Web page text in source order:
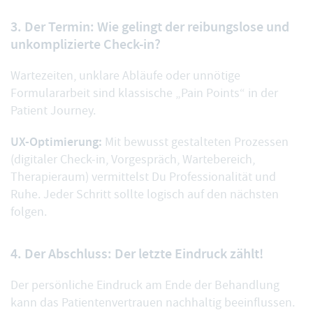
3. Der Termin: Wie gelingt der reibungslose und
unkomplizierte Check-in?
Wartezeiten, unklare Abläufe oder unnötige
Formulararbeit sind klassische „Pain Points“ in der
Patient Journey.
UX-Optimierung: Mit bewusst gestalteten Prozessen
(digitaler Check-in, Vorgespräch, Wartebereich,
Therapieraum) vermittelst Du Professionalität und
Ruhe. Jeder Schritt sollte logisch auf den nächsten
folgen.
4. Der Abschluss: Der letzte Eindruck zählt!
Der persönliche Eindruck am Ende der Behandlung
kann das Patientenvertrauen nachhaltig beeinflussen.